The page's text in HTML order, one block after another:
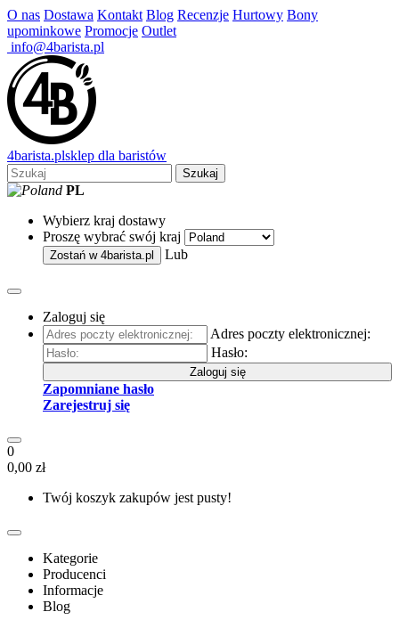
O nas Dostawa Kontakt Blog Recenzje Hurtowy Bony
upominkowe Promocje Outlet
info@4barista.pl
4barista.plsklep dla baristów
Szukaj
PL
Wybierz kraj dostawy
Proszę wybrać swój kraj
Zostań w 4barista.pl Lub
Zaloguj się
Adres poczty elektronicznej:
Hasło:
Zaloguj się
Zapomniane hasło
Zarejestruj się
0
0,00 zł
Twój koszyk zakupów jest pusty!
Kategorie
Producenci
Informacje
Blog